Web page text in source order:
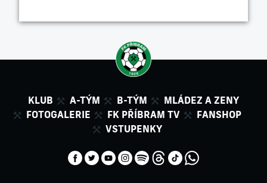
KLUB A-TÝM B-TÝM
MLÁDEZ A ZENY
FOTOGALERIE
FK PŘÍBRAM TV
FANSHOP
VSTUPENKY